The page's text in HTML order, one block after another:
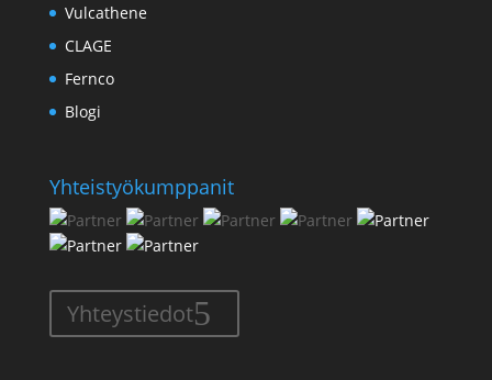
Vulcathene
CLAGE
Fernco
Blogi
Yhteistyökumppanit
Yhteystiedot